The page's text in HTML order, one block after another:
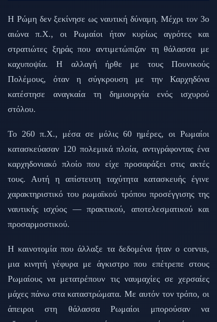
Η Ρώμη δεν ξεκίνησε ως ναυτική δύναμη. Μέχρι τον 3ο
αιώνα π.Χ., οι Ρωμαίοι ήταν κυρίως αγρότες και
στρατιώτες ξηράς που αντιμετώπιζαν τη θάλασσα με
καχυποψία. Η αλλαγή ήρθε με τους Πουνικούς
Πολέμους, όταν η σύγκρουση με την Καρχηδόνα
κατέστησε αναγκαία τη δημιουργία ενός ισχυρού
στόλου.
Το 260 π.Χ., μέσα σε μόλις 60 ημέρες, οι Ρωμαίοι
κατασκεύασαν 120 πολεμικά πλοία, αντιγράφοντας ένα
καρχηδονιακό πλοίο που είχε προσαράξει στις ακτές
τους. Αυτή η απίστευτη ταχύτητα κατασκευής έγινε
χαρακτηριστικό του ρωμαϊκού τρόπου προσέγγισης της
ναυτικής ισχύος — πρακτικού, αποτελεσματικού και
προσαρμοστικού.
Η καινοτομία που άλλαξε τα δεδομένα ήταν ο corvus,
μια κινητή γέφυρα με άγκιστρο που επέτρεπε στους
Ρωμαίους να μετατρέπουν τις ναυμαχίες σε χερσαίες
μάχες πάνω στα καταστρώματα. Με αυτόν τον τρόπο, οι
άπειροι στη θάλασσα Ρωμαίοι μπορούσαν να